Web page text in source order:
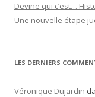
Devine qui c’est…
Une nouvelle étape
LES DERNIERS
Véronique Dujardin